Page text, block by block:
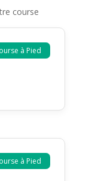
course
à Pied
à Pied